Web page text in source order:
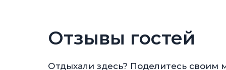
Отзывы гостей
Отдыхали здесь? Поделитесь своим